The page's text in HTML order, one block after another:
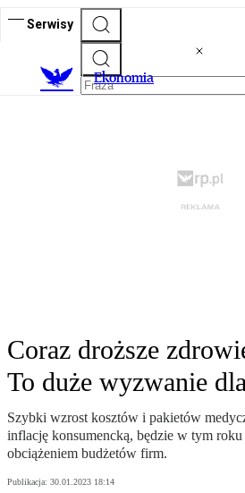
Serwisy
Ekonomia
Coraz droższe
To duże wyzwanie
Szybki wzrost kosztów i pakietów
inflację konsumencką, będzie w tym
obciążeniem budżetów firm.
Publikacja: 30.01.2023 18:14